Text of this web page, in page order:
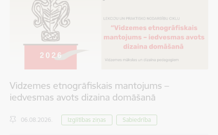
Vidzemes etnogrāfiskais mantojums –
iedvesmas avots dizaina domāšanā
06.08.2026. Izglītības ziņas Sabiedrība